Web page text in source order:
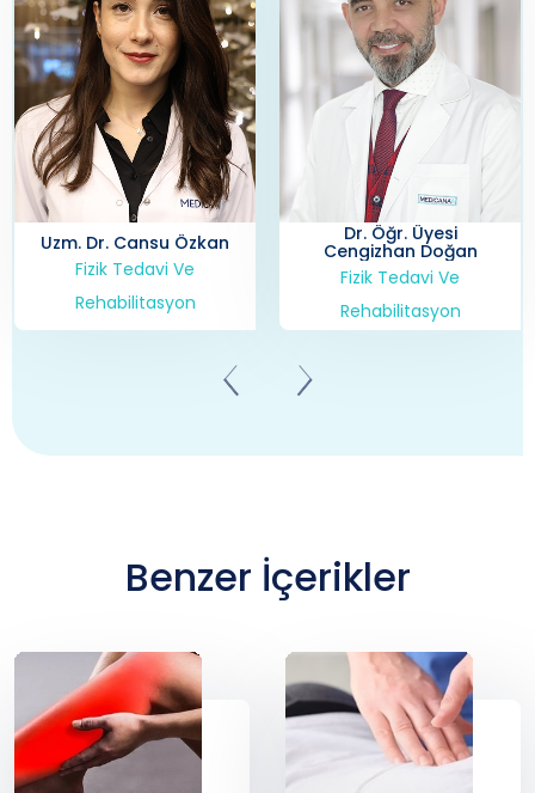
Uzm. Dr. Cansu Özkan
Fizik Tedavi Ve
Rehabilitasyon
Dr. Öğr. Üyesi
Cengizhan Doğan
Fizik Tedavi Ve
Rehabilitasyon
Benzer İçerikler